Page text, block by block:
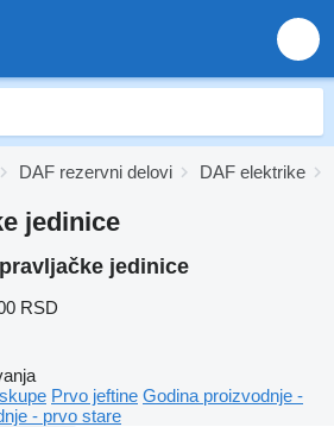
DAF rezervni delovi DAF elektrike
jedinice
jedinice
RSD
Prvo jeftine Godina proizvodnje -
- prvo stare